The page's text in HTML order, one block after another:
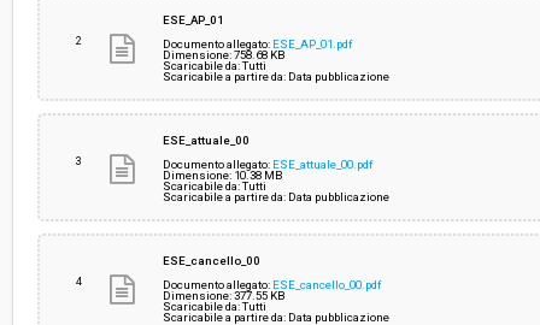
2
ESE_AP_01
Documento allegato: ESE_AP_01.pdf
Dimensione: 758.68 KB
Scaricabile da: Tutti
Scaricabile a partire da: Data pubblicazione
3
ESE_attuale_00
Documento allegato: ESE_attuale_00.pdf
Dimensione: 10.38 MB
Scaricabile da: Tutti
Scaricabile a partire da: Data pubblicazione
4
ESE_cancello_00
Documento allegato: ESE_cancello_00.pdf
Dimensione: 377.55 KB
Scaricabile da: Tutti
Scaricabile a partire da: Data pubblicazione